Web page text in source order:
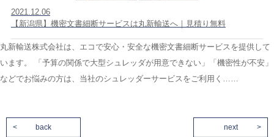
2021.12.06
【新潟県】機密文書細断サービスは丸新輸送へ｜見積り無料
丸新輸送株式会社は、エコで安心・安全な機密文書細断サービスを提供して
います。 「予算の関係で大型シュレッダが用意できない」「機密性が不安」
などでお悩みの方は、当社のシュレッダーサービスをご利用く……
back next